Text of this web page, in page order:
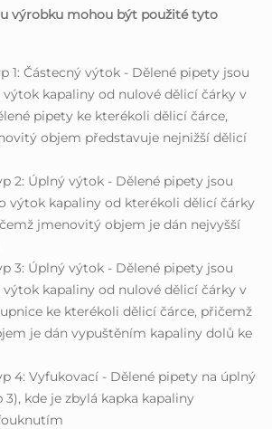
výrobku mohou být použité tyto
1: Částecný výtok - Dělené pipety jsou
kapaliny od nulové dělicí čárky v
pipety ke kterékoli dělicí čárce,
objem představuje nejnižší dělicí
2: Úplný výtok - Dělené pipety jsou
výtok kapaliny od kterékoli dělicí čárky
jmenovitý objem je dán nejvyšší
3: Úplný výtok - Dělené pipety jsou
kapaliny od nulové dělicí čárky v
ke kterékoli dělicí čárce, přičemž
je dán vypuštěním kapaliny dolů ke
4: Vyfukovací - Dělené pipety na úplný
kde je zbylá kapka kapaliny